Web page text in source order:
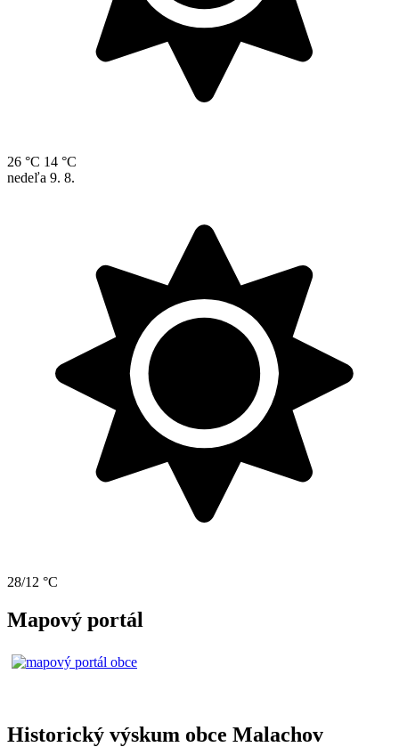
26 °C 14 °C
nedeľa 9. 8.
28/12 °C
Mapový portál
Historický výskum obce Malachov